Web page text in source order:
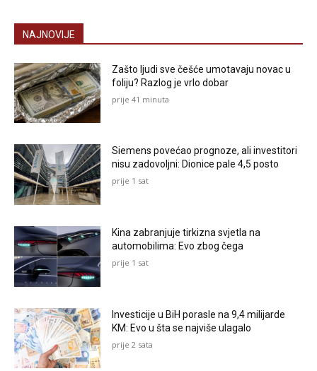
NAJNOVIJE
Zašto ljudi sve češće umotavaju novac u
foliju? Razlog je vrlo dobar
prije 41 minuta
Siemens povećao prognoze, ali investitori
nisu zadovoljni: Dionice pale 4,5 posto
prije 1 sat
Kina zabranjuje tirkizna svjetla na
automobilima: Evo zbog čega
prije 1 sat
Investicije u BiH porasle na 9,4 milijarde
KM: Evo u šta se najviše ulagalo
prije 2 sata